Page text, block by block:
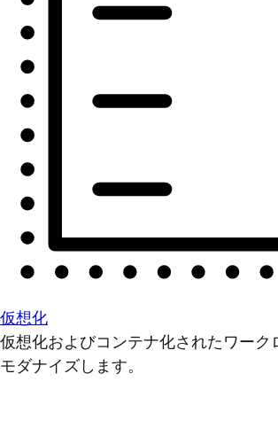
仮想化
仮想化およびコンテナ化されたワーク
モダナイズします。